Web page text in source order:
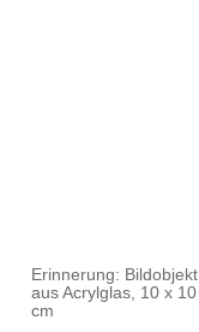
Erinnerung: Bildobjekt
aus Acrylglas, 10 x 10
cm